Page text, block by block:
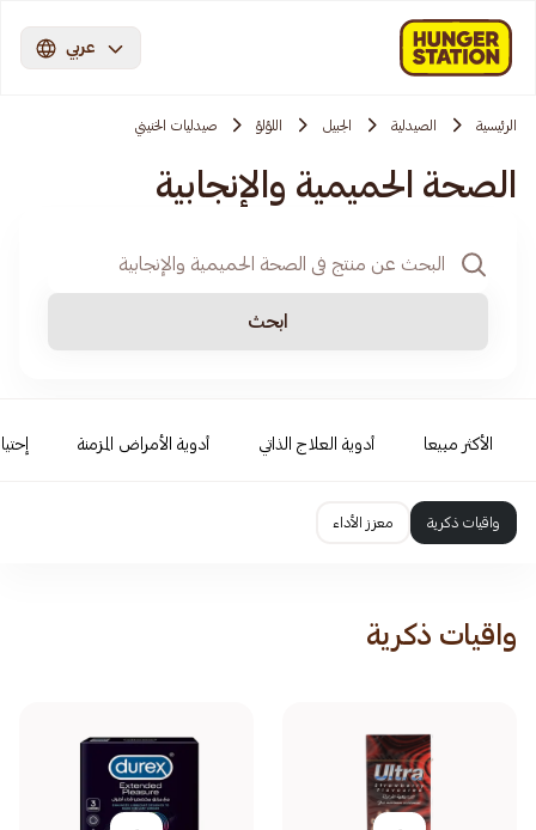
عربي
الرئيسية الصيدلية الجبيل اللؤلؤ صيدليات الخنيني
الصحة الحميمية والإنجابية
ابحث
الأكثر مبيعا أدوية العلاج الذاتي أدوية الأمراض المزمنة
واقيات ذكرية معزز الأداء
واقيات ذكرية